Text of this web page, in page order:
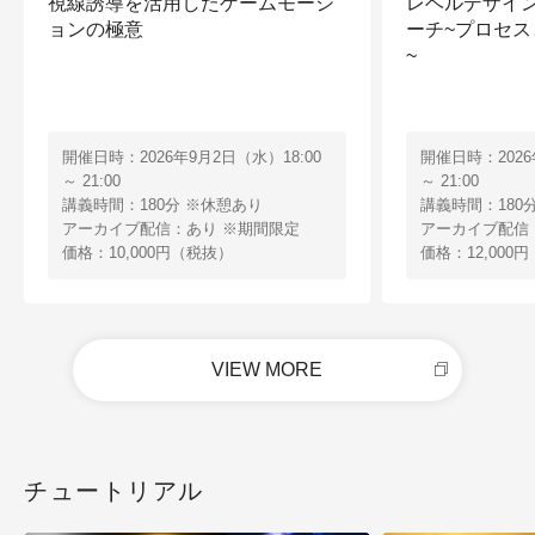
ョンの極意
開催日時：2026年9月2日（水）18:00
～ 21:00
講義時間：180分 ※休憩あり
アーカイブ配信：あり ※期間限定
価格：10,000円（税抜）
ーチ~プロセ
~
開催日時：
～ 21:00
講義時間：
アーカイブ配
価格：12,000円
VIEW MORE
チュートリアル